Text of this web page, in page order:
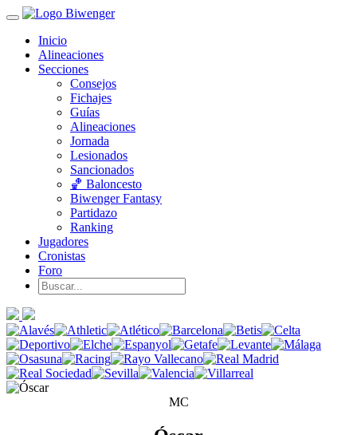
Inicio
Alineaciones
Secciones
Consejos
Fichajes
Guías
Alineaciones
Jornada
Lesionados
Sancionados
🏀 Baloncesto
Biwenger Fantasy
Partidazo
Ranking
Jugadores
Cronistas
Foro
MC